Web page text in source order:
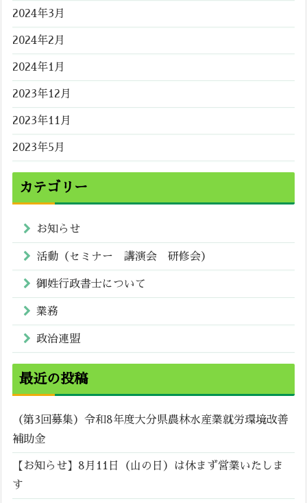
2024年3月
2024年2月
2024年1月
2023年12月
2023年11月
2023年5月
カテゴリー
お知らせ
活動（セミナー 講演会 研修会）
御姓行政書士について
業務
政治連盟
最近の投稿
（第3回募集）令和8年度大分県農林水産業就労環境改善
補助金
【お知らせ】8月11日（山の日）は休まず営業いたしま
す